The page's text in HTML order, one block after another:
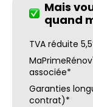
Mais
quand
TVA réduite
associée*
Garanties
contrat)*